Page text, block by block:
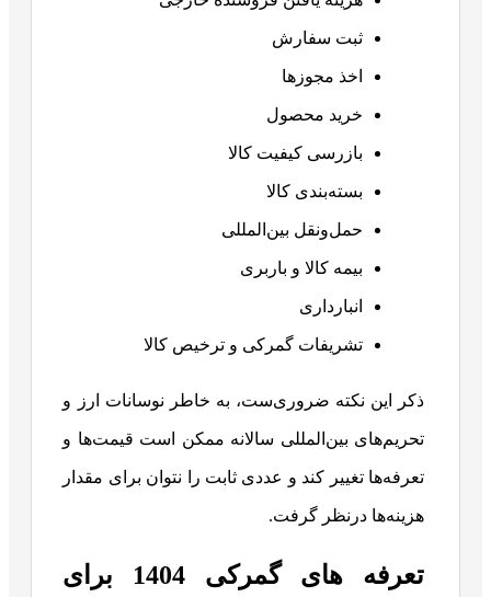
ثبت سفارش
اخذ مجوزها
خرید محصول
بازرسی کیفیت کالا
بسته‌بندی کالا
حمل‌ونقل بین‌المللی
بیمه کالا و باربری
انبارداری
تشریفات گمرکی و ترخیص کالا
ذکر این نکته ضروری‌ست، به خاطر نوسانات ارز و
تحریم‌های بین‌المللی سالانه ممکن است قیمت‌ها و
تعرفه‌ها تغییر کند و عددی ثابت را نتوان برای مقدار
هزینه‌ها درنظر گرفت.
تعرفه های گمرکی 1404 برای